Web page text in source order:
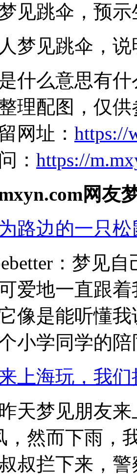
见跳伞，预
梦见跳伞，
什么意思有
理配图，仅供
网址： https://
： https://
网友
路边的一只松
：梦见
爱地一直跟
像是能听懂
小学同学的陪
上海玩，我
天梦见朋友
，然而下雨，
叔拦下来，